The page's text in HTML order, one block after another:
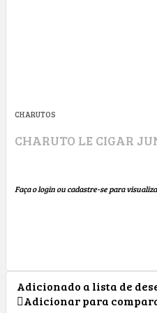
CHARUTOS
CHARUTO LE CIGAR
Faça o login ou cadastre-se para
Adicionado a lista de
Adicionar para